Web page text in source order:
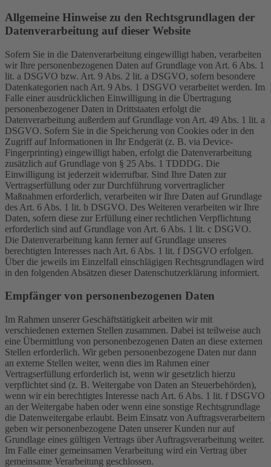
Allgemeine Hinweise zu den Rechtsgrundlagen der
Datenverarbeitung auf dieser Website
Sofern Sie in die Datenverarbeitung eingewilligt haben, verarbeiten
wir Ihre personenbezogenen Daten auf Grundlage von Art. 6 Abs. 1
lit. a DSGVO bzw. Art. 9 Abs. 2 lit. a DSGVO, sofern besondere
Datenkategorien nach Art. 9 Abs. 1 DSGVO verarbeitet werden. Im
Falle einer ausdrücklichen Einwilligung in die Übertragung
personenbezogener Daten in Drittstaaten erfolgt die
Datenverarbeitung außerdem auf Grundlage von Art. 49 Abs. 1 lit. a
DSGVO. Sofern Sie in die Speicherung von Cookies oder in den
Zugriff auf Informationen in Ihr Endgerät (z. B. via Device-
Fingerprinting) eingewilligt haben, erfolgt die Datenverarbeitung
zusätzlich auf Grundlage von § 25 Abs. 1 TDDDG. Die
Einwilligung ist jederzeit widerrufbar. Sind Ihre Daten zur
Vertragserfüllung oder zur Durchführung vorvertraglicher
Maßnahmen erforderlich, verarbeiten wir Ihre Daten auf Grundlage
des Art. 6 Abs. 1 lit. b DSGVO. Des Weiteren verarbeiten wir Ihre
Daten, sofern diese zur Erfüllung einer rechtlichen Verpflichtung
erforderlich sind auf Grundlage von Art. 6 Abs. 1 lit. c DSGVO.
Die Datenverarbeitung kann ferner auf Grundlage unseres
berechtigten Interesses nach Art. 6 Abs. 1 lit. f DSGVO erfolgen.
Über die jeweils im Einzelfall einschlägigen Rechtsgrundlagen wird
in den folgenden Absätzen dieser Datenschutzerklärung informiert.
Empfänger von personenbezogenen Daten
Im Rahmen unserer Geschäftstätigkeit arbeiten wir mit
verschiedenen externen Stellen zusammen. Dabei ist teilweise auch
eine Übermittlung von personenbezogenen Daten an diese externen
Stellen erforderlich. Wir geben personenbezogene Daten nur dann
an externe Stellen weiter, wenn dies im Rahmen einer
Vertragserfüllung erforderlich ist, wenn wir gesetzlich hierzu
verpflichtet sind (z. B. Weitergabe von Daten an Steuerbehörden),
wenn wir ein berechtigtes Interesse nach Art. 6 Abs. 1 lit. f DSGVO
an der Weitergabe haben oder wenn eine sonstige Rechtsgrundlage
die Datenweitergabe erlaubt. Beim Einsatz von Auftragsverarbeitern
geben wir personenbezogene Daten unserer Kunden nur auf
Grundlage eines gültigen Vertrags über Auftragsverarbeitung weiter.
Im Falle einer gemeinsamen Verarbeitung wird ein Vertrag über
gemeinsame Verarbeitung geschlossen.